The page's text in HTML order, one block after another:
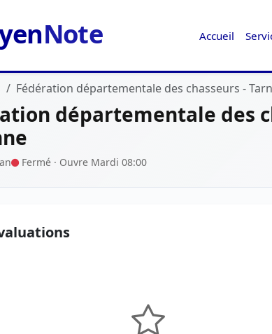
Accueil
Fédération départementale des chasseurs -
départementale des
Fermé · Ouvre Mardi 08:00